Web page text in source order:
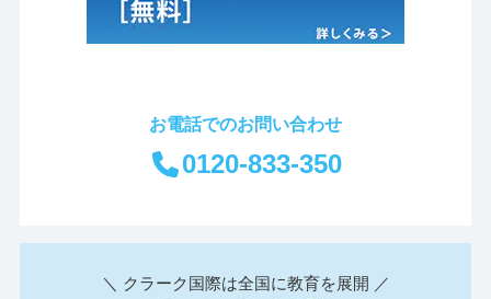
お電話でのお問い合わせ
0120-833-350
＼ クラーク国際は全国に教育を展開 ／